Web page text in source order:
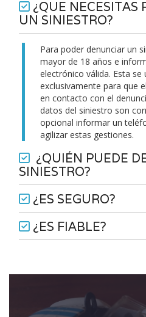
¿QUE NECESITAS
UN SINIESTRO?
Para poder denunciar un
mayor de 18 años e
electrónico válida. Esta se
exclusivamente para que
en contacto con el
datos del siniestro son
opcional informar un
agilizar estas gestiones.
¿QUIÉN PUEDE
SINIESTRO?
¿ES SEGURO?
¿ES FIABLE?